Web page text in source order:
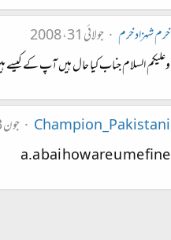
خرم شہزاد خرم
جولائی 31، 2008
وعلیکم السلام جناب کیا حال ہیں آپ کے
Champion_Pakistani
جون 3، 2008
a.a bai how are u me fine